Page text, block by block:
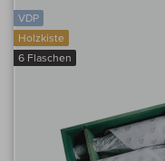
VDP
Holzkiste
6 Flaschen